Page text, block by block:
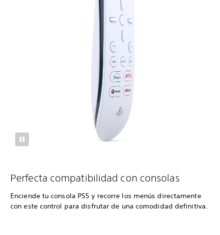
Perfecta compatibilidad con consolas
Enciende tu consola PS5 y recorre los menús directamente
con este control para disfrutar de una comodidad definitiva.